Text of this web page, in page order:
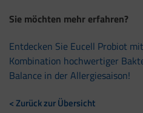
Sie möchten mehr erfahren?
Entdecken Sie Eucell Probiot
Kombination hochwertiger
Balance in der Allergiesaison!
< Zurück zur Übersicht